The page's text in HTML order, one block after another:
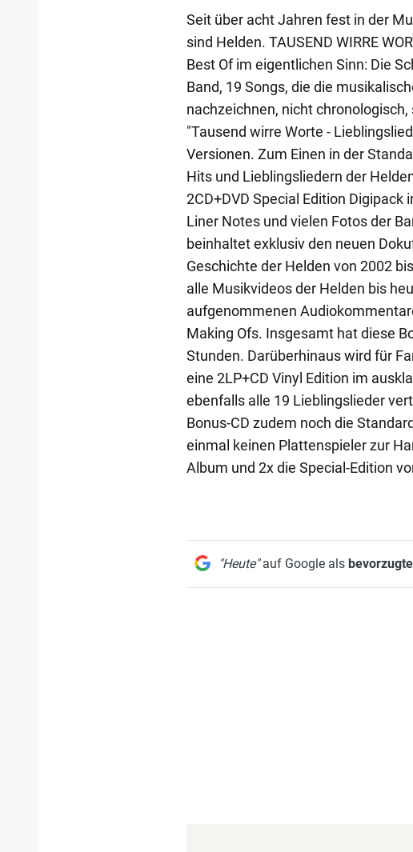
Seit über acht Jahren fest in der
sind Helden. TAUSEND WIRRE
Best Of im eigentlichen Sinn: Die
Band, 19 Songs, die die
nachzeichnen, nicht
"Tausend wirre Worte -
Versionen. Zum Einen in der
Hits und Lieblingsliedern der
2CD+DVD Special Edition
Liner Notes und vielen Fotos der
beinhaltet exklusiv den neuen
Geschichte der Helden von 2002
alle Musikvideos der Helden bis
aufgenommenen
Making Ofs. Insgesamt hat diese
Stunden. Darüberhinaus wird für
eine 2LP+CD Vinyl Edition im
ebenfalls alle 19 Lieblingslieder
Bonus-CD zudem noch die
einmal keinen Plattenspieler zur
Album und 2x die Special-Edition
"Heute"auf Google als